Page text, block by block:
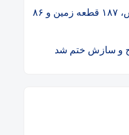
توقیف ۸۶خودروی لوکس، ۱۸۷ قطعه زمین و ۸۶